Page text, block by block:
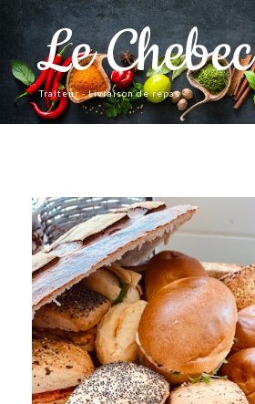
Le Chebec
Traiteur - Livraison de repas